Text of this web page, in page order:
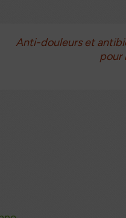
Anti-douleurs et
pour